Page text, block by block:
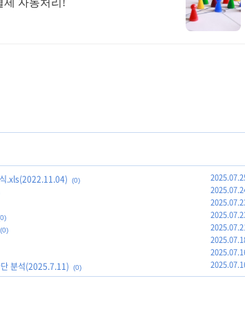
제 자동처리!
.xls(2022.11.04) (0)
(0)
분석(2025.7.11) (0)